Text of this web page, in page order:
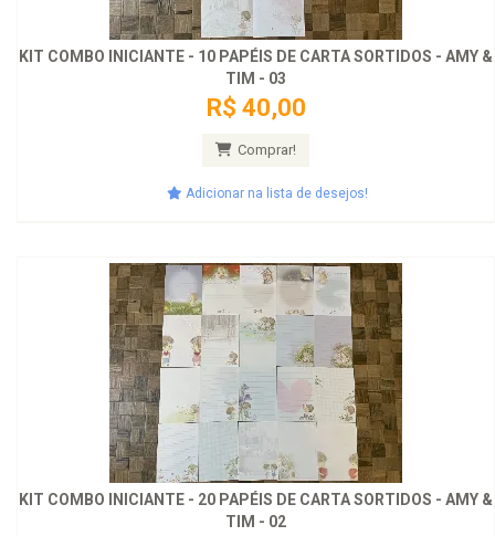
KIT COMBO INICIANTE - 10 PAPÉIS DE CARTA SORTIDOS - AMY &
TIM - 03
R$ 40,00
Comprar!
Adicionar na lista de desejos!
KIT COMBO INICIANTE - 20 PAPÉIS DE CARTA SORTIDOS - AMY &
TIM - 02